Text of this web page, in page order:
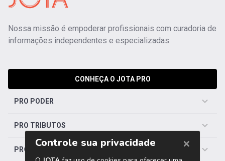
Nossa missão é empoderar profissionais com curadoria de
informações independentes e especializadas.
CONHEÇA O JOTA PRO
PRO PODER
PRO TRIBUTOS
PRO TRABALHISTA